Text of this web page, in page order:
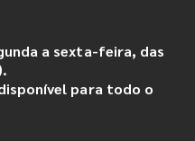
a sexta-feira, das
para todo o